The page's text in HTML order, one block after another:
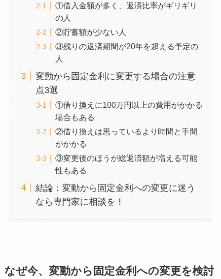
①借入金額が多く、返済比率がギリギリ
の人
②貯蓄額が少ない人
③残りの返済期間が20年を超える予定の
人
変動から固定金利に変更する場合の注意
点3選
①借り換えに100万円以上の費用がかかる
場合もある
②借り換えは思っているより時間と手間
がかかる
③変更後のほうが総返済額が増える可能
性もある
結論：変動から固定金利への変更に迷う
なら専門家に相談を！
なぜ今、変動から固定金利への変更を検討